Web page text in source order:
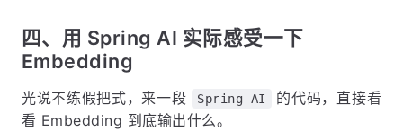
四、用 Spring AI 实际感受一下
Embedding
光说不练假把式，来一段 Spring AI
的代码，直接看
看 Embedding 到底输出什么。